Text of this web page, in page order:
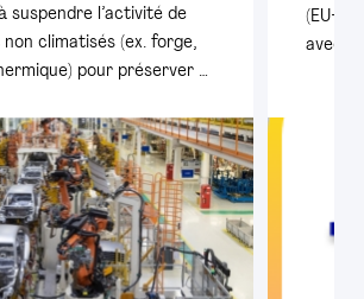
suspendre l’activité de
climatisés (ex. forge,
pour préserver …
avec